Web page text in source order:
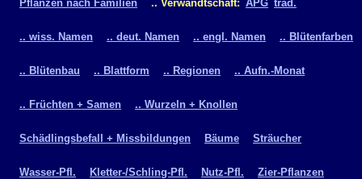
Pflanzen nach Familien .. Verwandtschaft: APG trad.
.. wiss. Namen .. deut. Namen .. engl. Namen .. Blütenfarben
.. Blütenbau .. Blattform .. Regionen .. Aufn.-Monat
.. Früchten + Samen .. Wurzeln + Knollen
Schädlingsbefall + Missbildungen Bäume Sträucher
Wasser-Pfl. Kletter-/Schling-Pfl. Nutz-Pfl. Zier-Pflanzen